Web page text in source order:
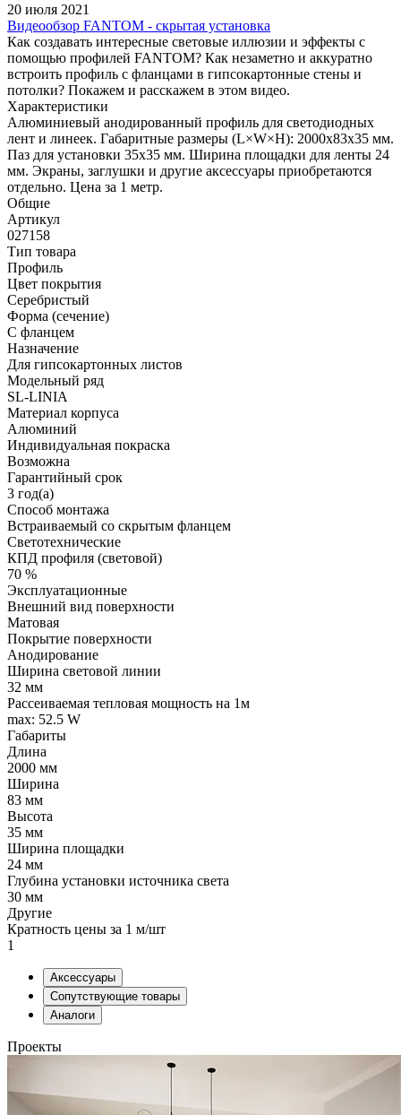
20 июля 2021
Видеообзор FANTOM - скрытая установка
Как создавать интересные световые иллюзии и эффекты с
помощью профилей FANTOM? Как незаметно и аккуратно
встроить профиль с фланцами в гипсокартонные стены и
потолки? Покажем и расскажем в этом видео.
Характеристики
Алюминиевый анодированный профиль для светодиодных
лент и линеек. Габаритные размеры (L×W×H): 2000x83x35 мм.
Паз для установки 35х35 мм. Ширина площадки для ленты 24
мм. Экраны, заглушки и другие аксессуары приобретаются
отдельно. Цена за 1 метр.
Общие
Артикул
027158
Тип товара
Профиль
Цвет покрытия
Серебристый
Форма (сечение)
С фланцем
Назначение
Для гипсокартонных листов
Модельный ряд
SL-LINIA
Материал корпуса
Алюминий
Индивидуальная покраска
Возможна
Гарантийный срок
3 год(а)
Способ монтажа
Встраиваемый со скрытым фланцем
Светотехнические
КПД профиля (cветовой)
70 %
Эксплуатационные
Внешний вид поверхности
Матовая
Покрытие поверхности
Анодирование
Ширина световой линии
32 мм
Рассеиваемая тепловая мощность на 1м
max: 52.5 W
Габариты
Длина
2000 мм
Ширина
83 мм
Высота
35 мм
Ширина площадки
24 мм
Глубина установки источника света
30 мм
Другие
Кратность цены за 1 м/шт
1
Аксессуары
Сопутствующие товары
Аналоги
Проекты